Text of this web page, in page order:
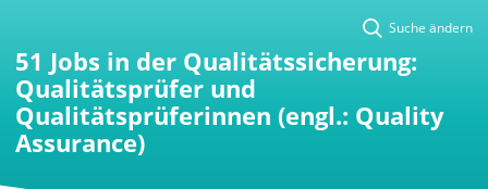
Suche ändern
51 Jobs in der Qualitätssicherung:
Qualitätsprüfer und
Qualitätsprüferinnen (engl.: Quality
Assurance)